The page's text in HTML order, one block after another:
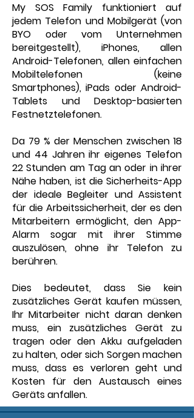
My SOS Family funktioniert auf
jedem Telefon und Mobilgerät (von
BYO oder vom Unternehmen
bereitgestellt), iPhones, allen
Android-Telefonen, allen einfachen
Mobiltelefonen (keine
Smartphones), iPads oder Android-
Tablets und Desktop-basierten
Festnetztelefonen.
Da 79 % der Menschen zwischen 18
und 44 Jahren ihr eigenes Telefon
22 Stunden am Tag an oder in ihrer
Nähe haben, ist die Sicherheits-App
der ideale Begleiter und Assistent
für die Arbeitssicherheit, der es den
Mitarbeitern ermöglicht, den App-
Alarm sogar mit ihrer Stimme
auszulösen, ohne ihr Telefon zu
berühren.
Dies bedeutet, dass Sie kein
zusätzliches Gerät kaufen müssen,
Ihr Mitarbeiter nicht daran denken
muss, ein zusätzliches Gerät zu
tragen oder den Akku aufgeladen
zu halten, oder sich Sorgen machen
muss, dass es verloren geht und
Kosten für den Austausch eines
Geräts anfallen.